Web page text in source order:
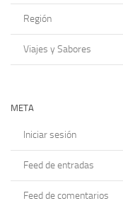
Región
Viajes y Sabores
META
Iniciar sesión
Feed de entradas
Feed de comentarios